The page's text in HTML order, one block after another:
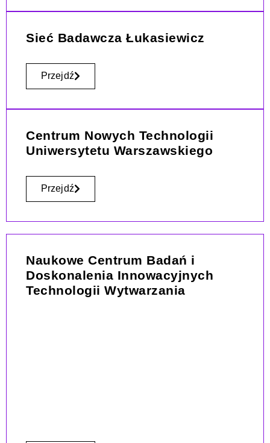
Sieć Badawcza Łukasiewicz
Przejdź
Centrum Nowych Technologii
Uniwersytetu Warszawskiego
Przejdź
Naukowe Centrum Badań i
Doskonalenia Innowacyjnych
Technologii Wytwarzania